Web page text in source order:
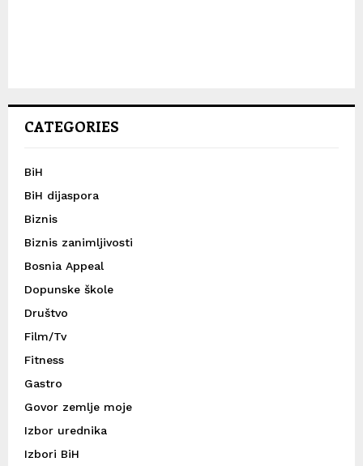
CATEGORIES
BiH
BiH dijaspora
Biznis
Biznis zanimljivosti
Bosnia Appeal
Dopunske škole
Društvo
Film/Tv
Fitness
Gastro
Govor zemlje moje
Izbor urednika
Izbori BiH